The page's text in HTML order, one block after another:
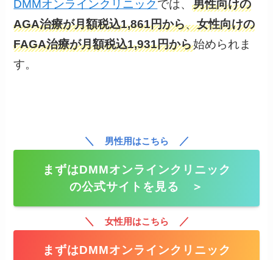
DMMオンラインクリニックでは、男性向けの
AGA治療が月額税込1,861円から、女性向けの
FAGA治療が月額税込1,931円から始められま
す。
＼ 男性用はこちら ／
まずはDMMオンラインクリニック
の公式サイトを見る ＞
＼ 女性用はこちら ／
まずはDMMオンラインクリニック